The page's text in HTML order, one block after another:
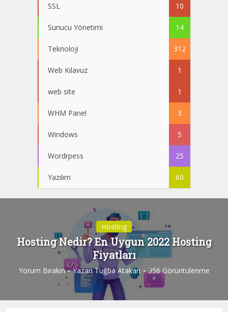
SSL 10
Sunucu Yönetimi 14
Teknoloji 312
Web Kılavuz 1
web site 1
WHM Panel 3
Windows 5
Wordrpess 25
Yazılım 60
Hosting
Hosting Nedir? En Uygun 2022 Hosting
Fiyatları
Yorum Bırakın YazanTuğba Atakan 356 Görüntülenme